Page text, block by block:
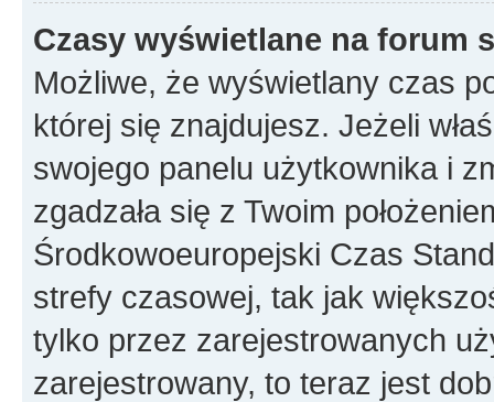
Czasy wyświetlane na forum
Możliwe, że wyświetlany czas
której się znajdujesz. Jeżeli
swojego panelu użytkownika i
zgadzała się z Twoim
Środkowoeuropejski Czas
strefy czasowej, tak jak
tylko przez zarejestrowanych
zarejestrowany, to teraz jest